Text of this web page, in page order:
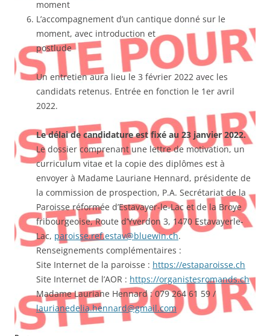
moment
L’accompagnement d’un cantique donné sur le
moment, avec introduction et
postlude
Un entretien aura lieu le 3 février 2022 avec les
candidats retenus. Entrée en fonction le 1er avril
2022.
Le délai de candidature est fixé au 23 janvier 2022.
Le dossier comprenant une lettre de motivation, un
curriculum vitae et la copie des diplômes est à
envoyer à Madame Lauriane Hennard, présidente de
la commission de prospection, P.A. Secrétariat de la
Paroisse réformée d’Estavayer-le-Lac et de la Broye
fribourgeoise, Route d’Yverdon 3, 1470 Estavayerle-
Lac, paroisse.ref.estav@bluewin.ch.
Renseignements complémentaires :
Site Internet de la paroisse : https://estaparoisse.ch
Site Internet de l’AOR : https://organistesromands.ch
Madame Lauriane Hennard : 079 264 61 59 /
laurianedelia.hennard@gmail.com